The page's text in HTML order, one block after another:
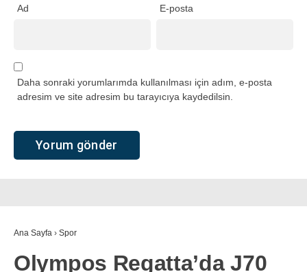
Ad E-posta
Daha sonraki yorumlarımda kullanılması için adım, e-posta
adresim ve site adresim bu tarayıcıya kaydedilsin.
Ana Sayfa › Spor
Olympos Regatta’da J70